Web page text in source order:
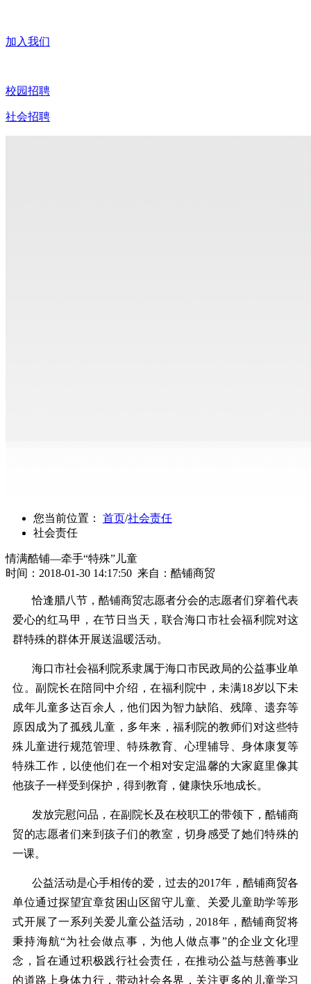
加入我们
校园招聘
社会招聘
您当前位置： 首页/社会责任
社会责任
情满酷铺—牵手“特殊”儿童
时间：2018-01-30 14:17:50 来自：酷铺商贸
恰逢腊八节，酷铺商贸志愿者分会的志愿者们穿着代表
爱心的红马甲，在节日当天，联合海口市社会福利院对这
群特殊的群体开展送温暖活动。
海口市社会福利院系隶属于海口市民政局的公益事业单
位。副院长在陪同中介绍，在福利院中，未满18岁以下未
成年儿童多达百余人，他们因为智力缺陷、残障、遗弃等
原因成为了孤残儿童，多年来，福利院的教师们对这些特
殊儿童进行规范管理、特殊教育、心理辅导、身体康复等
特殊工作，以使他们在一个相对安定温馨的大家庭里像其
他孩子一样受到保护，得到教育，健康快乐地成长。
发放完慰问品，在副院长及在校职工的带领下，酷铺商
贸的志愿者们来到孩子们的教室，切身感受了她们特殊的
一课。
公益活动是心手相传的爱，过去的2017年，酷铺商贸各
单位通过探望宜章贫困山区留守儿童、关爱儿童助学等形
式开展了一系列关爱儿童公益活动，2018年，酷铺商贸将
秉持海航“为社会做点事，为他人做点事”的企业文化理
念，旨在通过积极践行社会责任，在推动公益与慈善事业
的道路上身体力行，带动社会各界，关注更多的儿童学习